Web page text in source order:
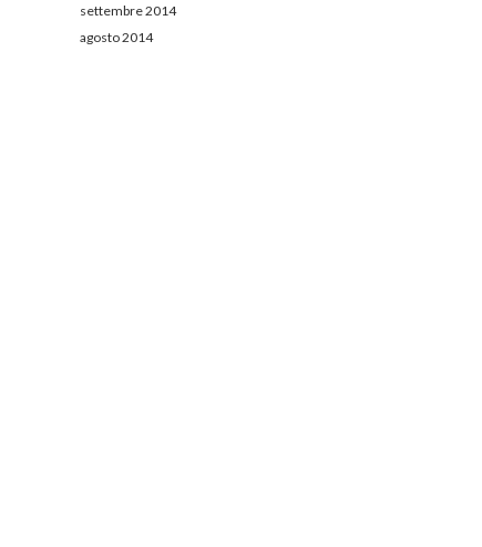
settembre 2014
agosto 2014